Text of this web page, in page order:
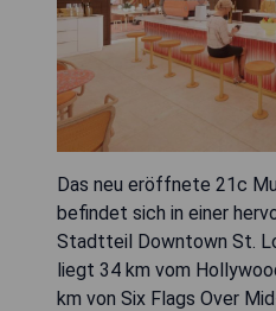
Das neu eröffnete 21c
befindet sich in einer
Stadtteil Downtown St.
liegt 34 km vom
km von Six Flags Over